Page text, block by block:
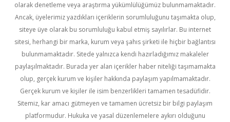
olarak denetleme veya araştırma yükümlülüğümüz bulunmamaktadır.
Ancak, üyelerimiz yazdıkları içeriklerin sorumluluğunu taşımakta olup,
siteye üye olarak bu sorumluluğu kabul etmiş sayılırlar. Bu internet
sitesi, herhangi bir marka, kurum veya şahıs şirketi ile hiçbir bağlantısı
bulunmamaktadır. Sitede yalnızca kendi hazırladığımız makaleler
paylaşılmaktadır. Burada yer alan içerikler haber niteliği taşımamakta
olup, gerçek kurum ve kişiler hakkında paylaşım yapılmamaktadır.
Gerçek kurum ve kişiler ile isim benzerlikleri tamamen tesadüfidir.
Sitemiz, kar amacı gütmeyen ve tamamen ücretsiz bir bilgi paylaşım
platformudur. Hukuka ve yasal düzenlemelere aykırı olduğunu